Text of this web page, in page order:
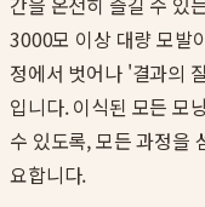
3000모 이상 대량 모발
정에서 벗어나 '결과의
입니다. 이식된 모든 모
수 있도록, 모든 과정을
요합니다.